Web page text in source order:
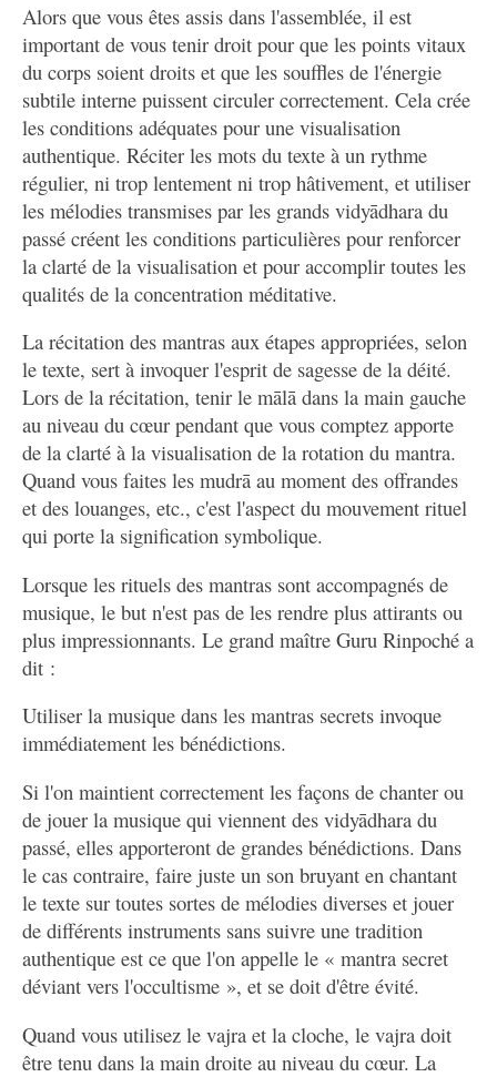
Alors que vous êtes assis dans l'assemblée, il est
important de vous tenir droit pour que les points vitaux
du corps soient droits et que les souffles de l'énergie
subtile interne puissent circuler correctement. Cela crée
les conditions adéquates pour une visualisation
authentique. Réciter les mots du texte à un rythme
régulier, ni trop lentement ni trop hâtivement, et utiliser
les mélodies transmises par les grands vidyādhara du
passé créent les conditions particulières pour renforcer
la clarté de la visualisation et pour accomplir toutes les
qualités de la concentration méditative.
La récitation des mantras aux étapes appropriées, selon
le texte, sert à invoquer l'esprit de sagesse de la déité.
Lors de la récitation, tenir le mālā dans la main gauche
au niveau du cœur pendant que vous comptez apporte
de la clarté à la visualisation de la rotation du mantra.
Quand vous faites les mudrā au moment des offrandes
et des louanges, etc., c'est l'aspect du mouvement rituel
qui porte la signification symbolique.
Lorsque les rituels des mantras sont accompagnés de
musique, le but n'est pas de les rendre plus attirants ou
plus impressionnants. Le grand maître Guru Rinpoché a
dit :
Utiliser la musique dans les mantras secrets invoque
immédiatement les bénédictions.
Si l'on maintient correctement les façons de chanter ou
de jouer la musique qui viennent des vidyādhara du
passé, elles apporteront de grandes bénédictions. Dans
le cas contraire, faire juste un son bruyant en chantant
le texte sur toutes sortes de mélodies diverses et jouer
de différents instruments sans suivre une tradition
authentique est ce que l'on appelle le « mantra secret
déviant vers l'occultisme », et se doit d'être évité.
Quand vous utilisez le vajra et la cloche, le vajra doit
être tenu dans la main droite au niveau du cœur. La